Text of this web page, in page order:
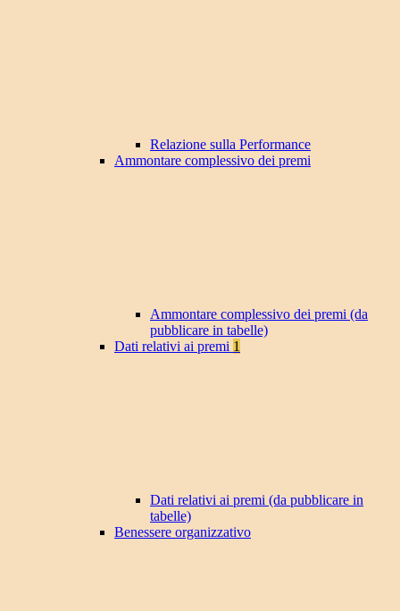
Relazione sulla Performance
Ammontare complessivo dei premi
Ammontare complessivo dei premi (da
pubblicare in tabelle)
Dati relativi ai premi 1
Dati relativi ai premi (da pubblicare in
tabelle)
Benessere organizzativo